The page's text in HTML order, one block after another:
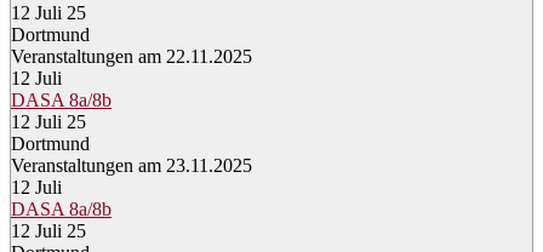
12 Juli 25
Dortmund
Veranstaltungen am 22.11.2025
12 Juli
DASA 8a/8b
12 Juli 25
Dortmund
Veranstaltungen am 23.11.2025
12 Juli
DASA 8a/8b
12 Juli 25